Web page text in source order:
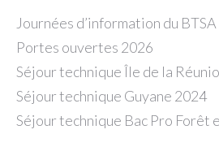
Journées d’information du
Portes ouvertes 2026
Séjour technique Île de la
Séjour technique Guyane 2024
Séjour technique Bac Pro Forêt